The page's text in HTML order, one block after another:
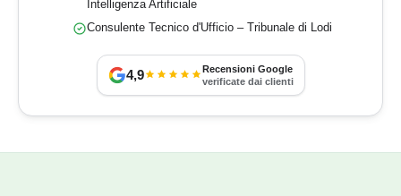
Intelligenza Artificiale
Consulente Tecnico d'Ufficio – Tribunale di Lodi
4,9
Recensioni Google
verificate dai clienti